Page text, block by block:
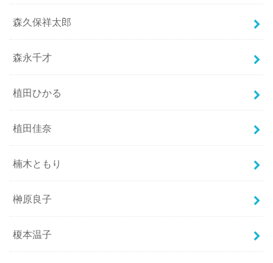
森久保祥太郎
森永千才
植田ひかる
植田佳奈
楠木ともり
榊原良子
榎本温子